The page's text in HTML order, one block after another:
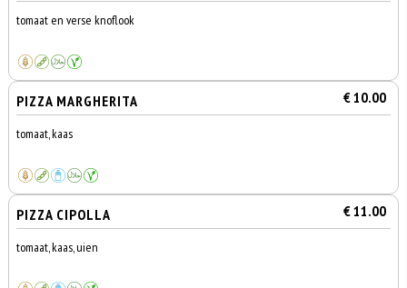
tomaat en verse knoflook
PIZZA MARGHERITA € 10.00
tomaat, kaas
PIZZA CIPOLLA € 11.00
tomaat, kaas, uien